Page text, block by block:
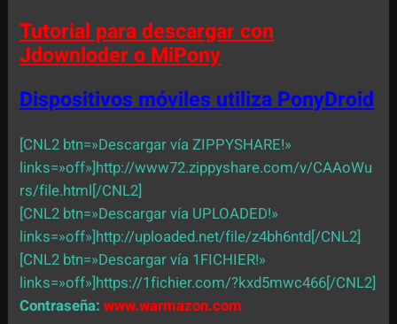
Tutorial para descargar con
Jdownloder o MiPony
Dispositivos móviles utiliza PonyDroid
[CNL2 btn=»Descargar vía ZIPPYSHARE!»
links=»off»]http://www72.zippyshare.com/v/CAAoWu
rs/file.html[/CNL2]
[CNL2 btn=»Descargar vía UPLOADED!»
links=»off»]http://uploaded.net/file/z4bh6ntd[/CNL2]
[CNL2 btn=»Descargar vía 1FICHIER!»
links=»off»]https://1fichier.com/?kxd5mwc466[/CNL2]
Contraseña:www.warmazon.com